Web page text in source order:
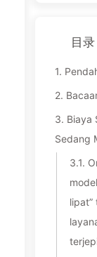
目录
1.
2.
3. Biaya
Sedang
3.1.